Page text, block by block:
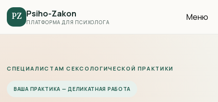
PZ Psiho-Zakon
ПЛАТФОРМА ДЛЯ ПСИХОЛОГА Меню
СПЕЦИАЛИСТАМ СЕКСОЛОГИЧЕСКОЙ ПРАКТИКИ
ВАША ПРАКТИКА — ДЕЛИКАТНАЯ РАБОТА